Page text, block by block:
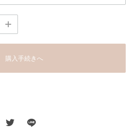
購入手続きへ